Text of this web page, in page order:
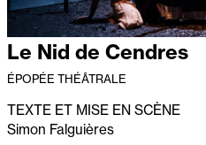
Le Nid de Cendres
ÉPOPÉE THÉÂTRALE
TEXTE ET MISE EN SCÈNE
Simon Falguières